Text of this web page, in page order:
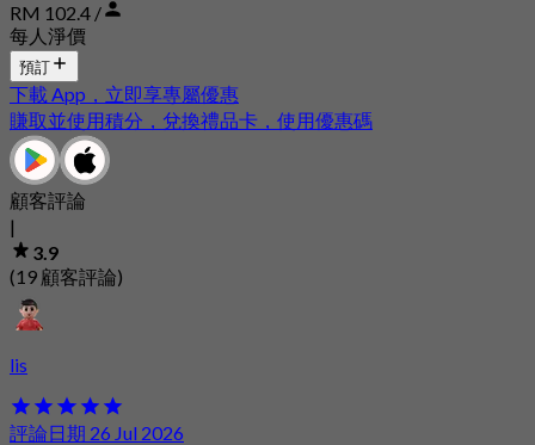
RM 102.4 /
每人淨價
預訂
下載 App，立即享專屬優惠
賺取並使用積分，兌換禮品卡，使用優惠碼
顧客評論
|
3.9
(19 顧客評論)
lis
評論日期 26 Jul 2026